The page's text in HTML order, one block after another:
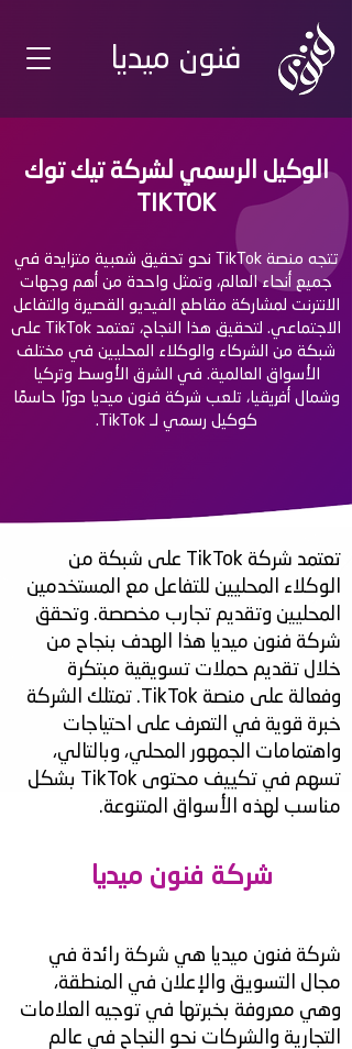
فنون ميديا
الوكيل الرسمي لشركة تيك توك
TIKTOK
تتجه منصة TikTok نحو تحقيق شعبية متزايدة في
جميع أنحاء العالم، وتمثل واحدة من أهم وجهات
الانترنت لمشاركة مقاطع الفيديو القصيرة والتفاعل
الاجتماعي. لتحقيق هذا النجاح، تعتمد TikTok على
شبكة من الشركاء والوكلاء المحليين في مختلف
الأسواق العالمية. في الشرق الأوسط وتركيا
وشمال أفريقيا، تلعب شركة فنون ميديا دورًا حاسمًا
كوكيل رسمي لـ TikTok.
تعتمد شركة TikTok على شبكة من
الوكلاء المحليين للتفاعل مع المستخدمين
المحليين وتقديم تجارب مخصصة. وتحقق
شركة فنون ميديا هذا الهدف بنجاح من
خلال تقديم حملات تسويقية مبتكرة
وفعالة على منصة TikTok. تمتلك الشركة
خبرة قوية في التعرف على احتياجات
واهتمامات الجمهور المحلي، وبالتالي،
تسهم في تكييف محتوى TikTok بشكل
مناسب لهذه الأسواق المتنوعة.
شركة فنون ميديا
شركة فنون ميديا هي شركة رائدة في
مجال التسويق والإعلان في المنطقة،
وهي معروفة بخبرتها في توجيه العلامات
التجارية والشركات نحو النجاح في عالم